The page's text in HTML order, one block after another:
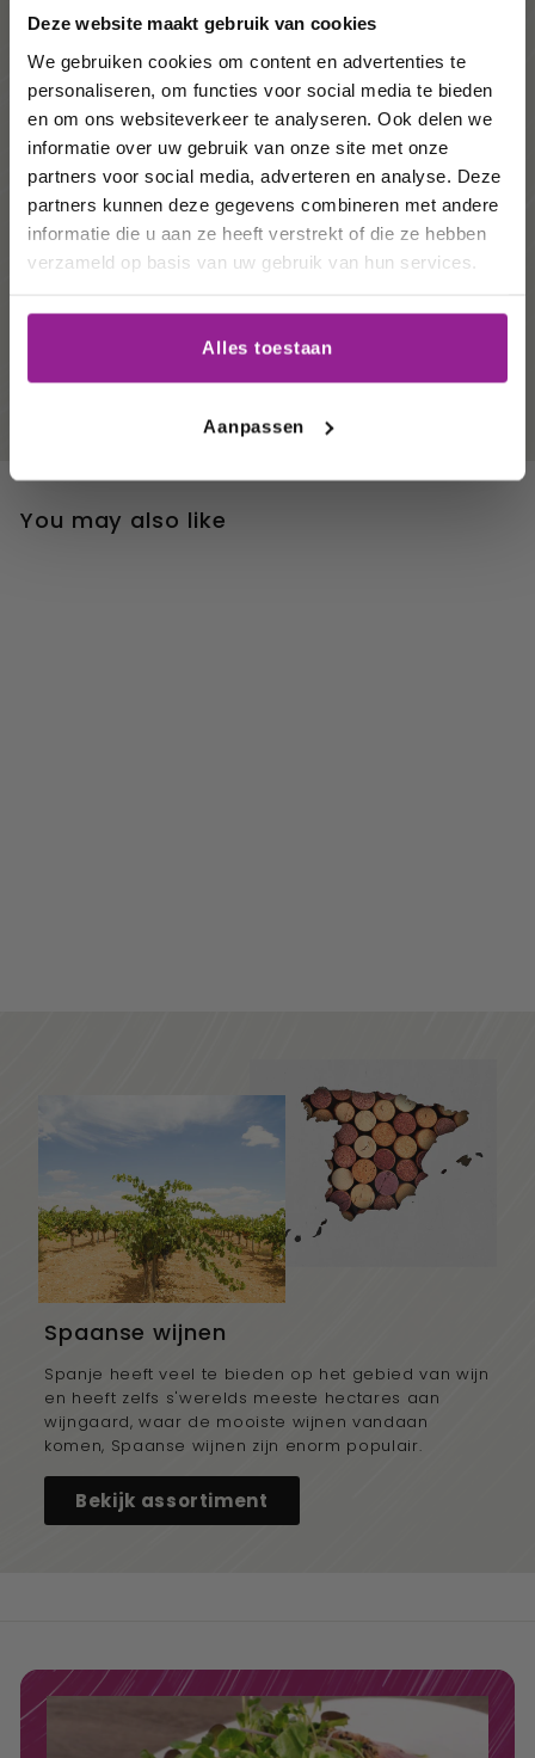
Deze website maakt gebruik van cookies
We gebruiken cookies om content en advertenties te
personaliseren, om functies voor social media te bieden
en om ons websiteverkeer te analyseren. Ook delen we
informatie over uw gebruik van onze site met onze
partners voor social media, adverteren en analyse. Deze
partners kunnen deze gegevens combineren met andere
informatie die u aan ze heeft verstrekt of die ze hebben
verzameld op basis van uw gebruik van hun services.
Alles toestaan
Aanpassen
Duurzame wijnen
Een veel voorkomende vorm van wijnbouw. Voorop
staat dat de wijnboer een werkwijze hanteert die
goed is voor het milieu, mens en dier. Dus waar
mogelijk werkt de wijnmakerbiologisch. Het grote
verschil met biologisch is dat deze vorm van
Duurzame wijnbouw
You may also like
Spaanse wijnen
Spanje heeft veel te bieden op het gebied van wijn
en heeft zelfs s'werelds meeste hectares aan
wijngaard, waar de mooiste wijnen vandaan
komen, Spaanse wijnen zijn enorm populair.
Bekijk assortiment
volgende
order!
Wij houden u graag op de
hoogte van onze acties,
wijnhuizen en uw
favoriete wijnen!